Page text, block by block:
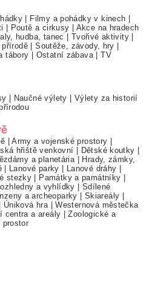
Filmy a pohádky v kinech
Poutě a cirkusy
Akce na hradech
hudba, tanec Tvořivé aktivity
|Soutěže, závody, hry
tábory Ostatní zábava|TV
Naučné výlety
Výlety za historií
|Army a vojenské prostory
hřiště venkovní Dětské koutky
a planetária|
Hrady, zámky,
| Lanové parky Lanové dráhy
stezky Památky a památníky
a vyhlídky
Sdílené
a archeoparky Skiareály
Úniková hra|Westernová městečka
centra a areály |Zoologické a
prostor